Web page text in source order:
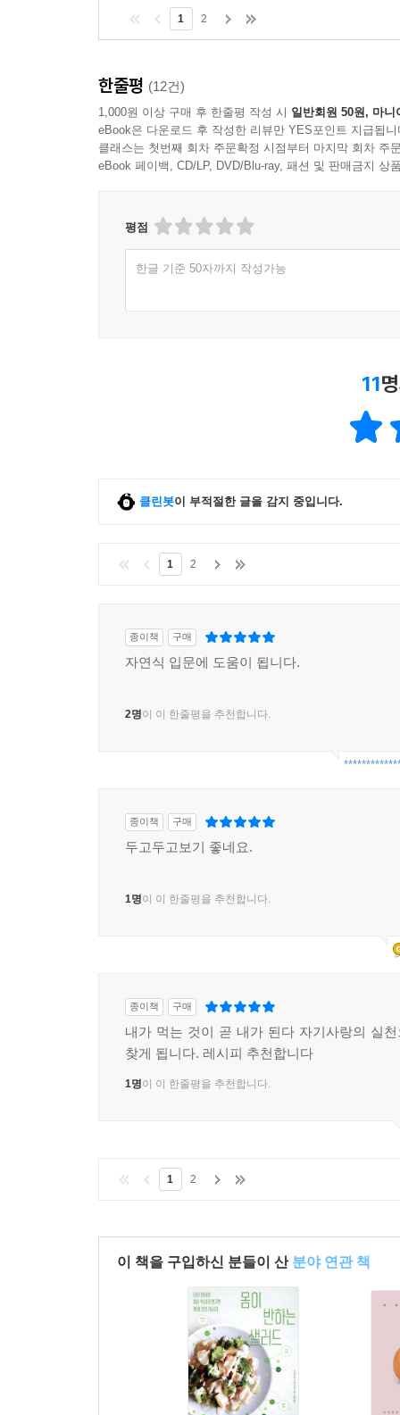
1 2
한줄평 (12건)
1,000원 이상 구매 후 한줄평 작성 시 일반회원 50원, 마니
eBook은 다운로드 후 작성한 리뷰만 YES포인트 지급됩니
클래스는 첫번째 회차 주문확정 시점부터 마지막 회차 주
eBook 페이백, CD/LP, DVD/Blu-ray, 패션 및 판매금지 상
평점
한글 기준 50자까지 작성가능
11
클린봇이 부적절한 글을 감지 중입니다.
1 2
종이책 구매
자연식 입문에 도움이 됩니다.
2명이 이 한줄평을 추천합니다.
종이책 구매
두고두고보기 좋네요.
1명이 이 한줄평을 추천합니다.
종이책 구매
내가 먹는 것이 곧 내가 된다 자기사랑의 실
찾게 됩니다. 레시피 추천합니다
1명이 이 한줄평을 추천합니다.
1 2
이 책을 구입하신 분들이 산 분야 연관 책